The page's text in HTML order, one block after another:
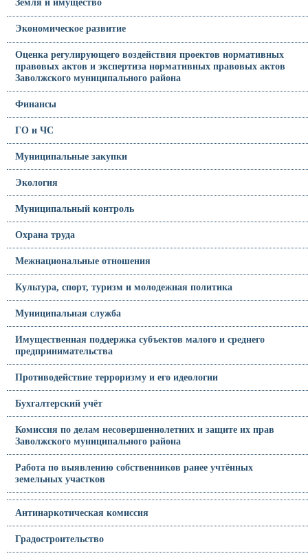
Земля и имущество
Экономическое развитие
Оценка регулирующего воздействия проектов нормативных
правовых актов и экспертиза нормативных правовых актов
Заволжского муниципального района
Финансы
ГО и ЧС
Муниципальные закупки
Экология
Муниципальный контроль
Охрана труда
Межнациональные отношения
Культура, спорт, туризм и молодежная политика
Муниципальная служба
Имущественная поддержка субъектов малого и среднего
предпринимательства
Противодействие терроризму и его идеологии
Бухгалтерский учёт
Комиссия по делам несовершеннолетних и защите их прав
Заволжского муниципального района
Работа по выявлению собственников ранее учтённых
земельных участков
Антинаркотическая комиссия
Градостроительство